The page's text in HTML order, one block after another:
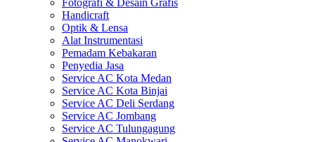
Fotografi & Desain Grafis
Handicraft
Optik & Lensa
Alat Instrumentasi
Pemadam Kebakaran
Penyedia Jasa
Service AC Kota Medan
Service AC Kota Binjai
Service AC Deli Serdang
Service AC Jombang
Service AC Tulungagung